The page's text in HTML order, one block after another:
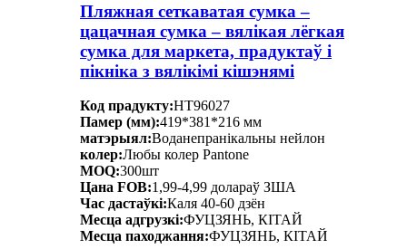
Пляжная сеткаватая сумка –
цацачная сумка – вялікая лёгкая
сумка для маркета, прадуктаў і
пікніка з вялікімі кішэнямі
Код прадукту:HT96027
Памер (мм):419*381*216 мм
матэрыял:Воданепранікальны нейлон
колер:Любы колер Pantone
MOQ:300шт
Цана FOB:1,99-4,99 долараў ЗША
Час дастаўкі:Каля 40-60 дзён
Месца адгрузкі:ФУЦЗЯНЬ, КІТАЙ
Месца паходжання:ФУЦЗЯНЬ, КІТАЙ